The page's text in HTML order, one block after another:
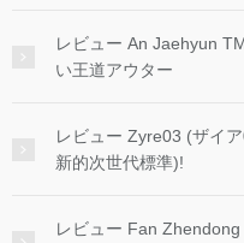
レビュー An Jaehyun
い王道アウター
レビュー Zyre03 (ザイ
新的次世代標準)!
レビュー Fan